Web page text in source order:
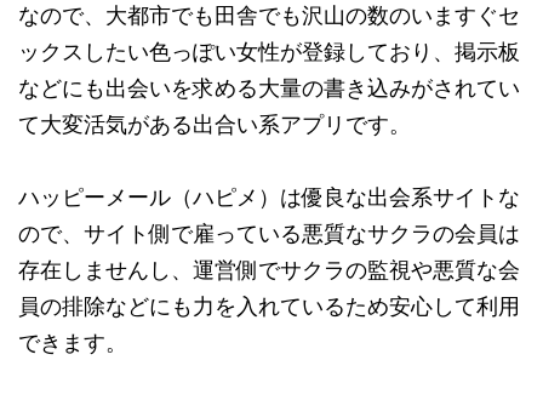
なので、大都市でも田舎でも沢山の数のいますぐセ
ックスしたい色っぽい女性が登録しており、掲示板
などにも出会いを求める大量の書き込みがされてい
て大変活気がある出合い系アプリです。
ハッピーメール（ハピメ）は優良な出会系サイトな
ので、サイト側で雇っている悪質なサクラの会員は
存在しませんし、運営側でサクラの監視や悪質な会
員の排除などにも力を入れているため安心して利用
できます。